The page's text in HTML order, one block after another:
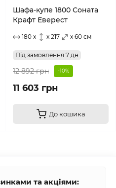
Шафа-купе 1800 Соната
Крафт Еверест
180 x x 217 x 60 см
Під замовлення 7 дн
12 892 грн -10%
11 603 грн
До кошика
та акціями: